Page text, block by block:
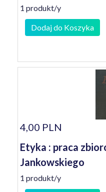
1 produkt/y
Dodaj do Koszyka
4,00 PLN
Etyka : praca
Jankowskiego
1 produkt/y